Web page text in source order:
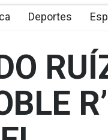
Deportes